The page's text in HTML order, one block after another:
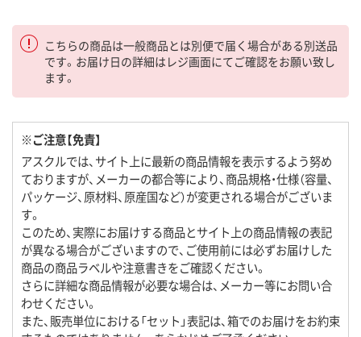
こちらの商品は一般商品とは別便で届く場合がある別送品
です。お届け日の詳細はレジ画面にてご確認をお願い致し
ます。
※ご注意【免責】
アスクルでは、サイト上に最新の商品情報を表示するよう努め
ておりますが、メーカーの都合等により、商品規格・仕様（容量、
パッケージ、原材料、原産国など）が変更される場合がございま
す。
このため、実際にお届けする商品とサイト上の商品情報の表記
が異なる場合がございますので、ご使用前には必ずお届けした
商品の商品ラベルや注意書きをご確認ください。
さらに詳細な商品情報が必要な場合は、メーカー等にお問い合
わせください。
また、販売単位における「セット」表記は、箱でのお届けをお約束